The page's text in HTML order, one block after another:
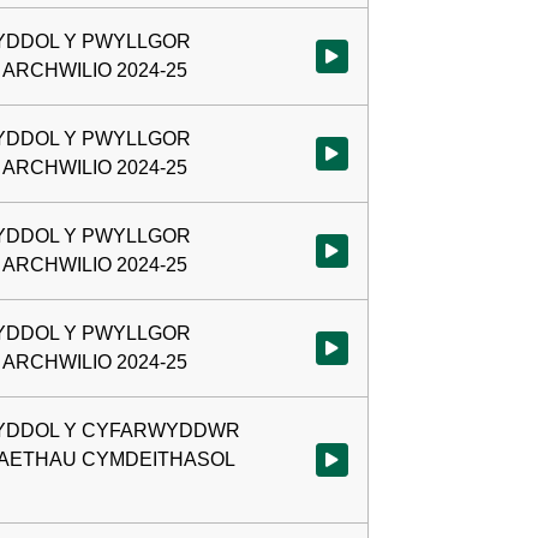
Y PWYLLGOR
2024-25
Gwylio'r fideo ar 1:21:55 -
Y PWYLLGOR
2024-25
Gwylio'r fideo ar 1:21:55 -
Y PWYLLGOR
2024-25
Gwylio'r fideo ar 1:22:20 -
Y PWYLLGOR
2024-25
Gwylio'r fideo ar 1:22:20 -
Y CYFARWYDDWR
CYMDEITHASOL
Gwylio'r fideo ar 1:43:29 -